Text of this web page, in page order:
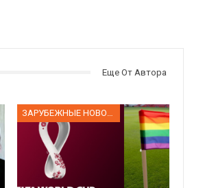
Еще От Автора
ЗАРУБЕЖНЫЕ НОВОСТИ